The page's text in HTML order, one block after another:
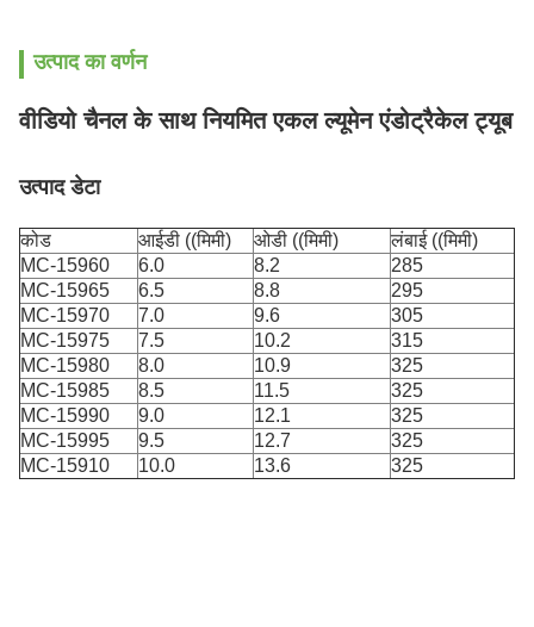
उत्पाद का वर्णन
वीडियो चैनल के साथ नियमित एकल ल्यूमेन एंडोट्रैकेल ट्यूब
उत्पाद डेटा
कोड आईडी ((मिमी) ओडी ((मिमी)
लंबाई ((मिमी)
MC-15960
6.0 8.2
285
MC-15965
6.5 8.8
295
MC-15970
7.0 9.6
305
MC-15975
7.5 10.2
315
MC-15980
8.0 10.9
325
MC-15985
8.5 11.5
325
MC-15990
9.0 12.1
325
MC-15995
9.5 12.7
325
MC-15910
10.0 13.6 325